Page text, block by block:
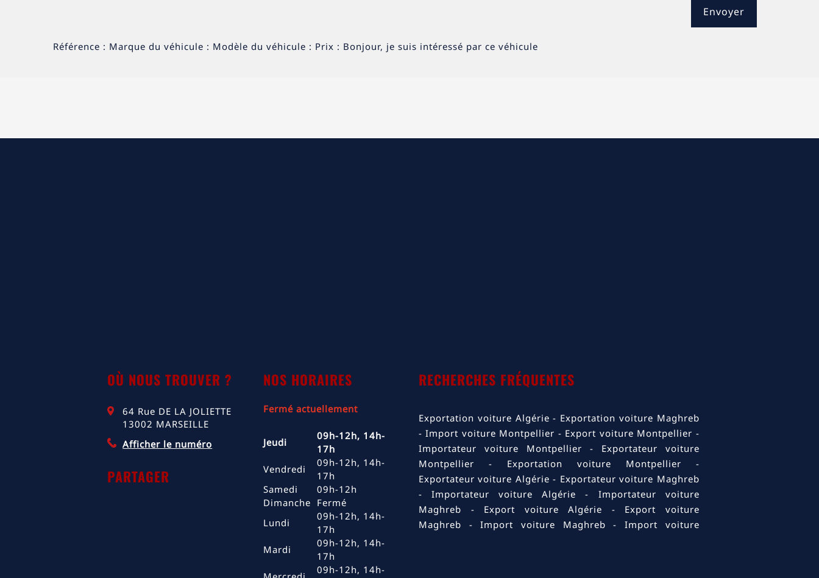
Référence : Marque du véhicule : Modèle du véhicule : Prix : Bonjour, je suis intéressé par ce véhicule
OÙ NOUS TROUVER ?
64 Rue DE LA JOLIETTE
13002 MARSEILLE
Afficher le numéro
PARTAGER
NOS HORAIRES
Fermé actuellement
Jeudi
09h-12h, 14h-
17h
Vendredi
09h-12h, 14h-
17h
Samedi
09h-12h
Dimanche Fermé
Lundi
09h-12h, 14h-
17h
Mardi
09h-12h, 14h-
17h
09h-12h, 14h-
RECHERCHES FRÉQUENTES
Exportation voiture Algérie
Exportation voiture Maghreb
Import voiture Montpellier
Export voiture Montpellier
Importateur voiture Montpellier
Exportateur voiture
Montpellier
Exportation voiture Montpellier
Exportateur voiture Algérie
Exportateur voiture Maghreb
Importateur voiture Algérie
Importateur voiture
Maghreb
Export voiture Algérie
Export voiture
Maghreb
Import voiture Maghreb
Import voiture